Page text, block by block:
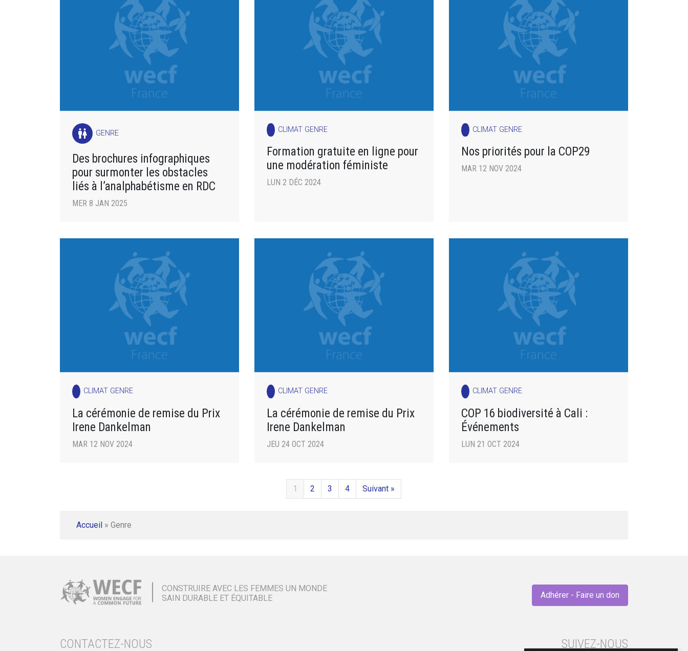
wc GENRE
Des brochures infographiques
pour surmonter les obstacles
liés à l’analphabétisme en RDC
MER 8 JAN 2025
CLIMAT GENRE
Formation gratuite en ligne pour
une modération féministe
LUN 2 DÉC 2024
CLIMAT GENRE
Nos priorités pour la COP29
MAR 12 NOV 2024
CLIMAT GENRE
La cérémonie de remise du Prix
Irene Dankelman
MAR 12 NOV 2024
CLIMAT GENRE
La cérémonie de remise du Prix
Irene Dankelman
JEU 24 OCT 2024
CLIMAT GENRE
COP 16 biodiversité à Cali :
Événements
LUN 21 OCT 2024
1 2 3 4 Suivant »
Accueil » Genre
CONSTRUIRE AVEC LES FEMMES UN MONDE
SAIN DURABLE ET ÉQUITABLE
Adhérer - Faire un don
CONTACTEZ-NOUS SUIVEZ-NOUS